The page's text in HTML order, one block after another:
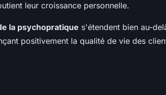
leur croissance personnelle.
la psychopratique s'étendent bien au-
positivement la qualité de vie des